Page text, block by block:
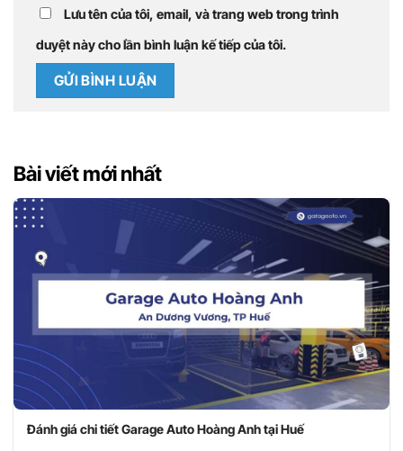
Lưu tên của tôi, email, và trang web trong trình
duyệt này cho lần bình luận kế tiếp của tôi.
Bài viết mới nhất
Đánh giá chi tiết Garage Auto Hoàng Anh tại Huế